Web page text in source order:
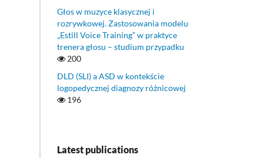
Głos w muzyce klasycznej i
rozrywkowej. Zastosowania modelu
„Estill Voice Training” w praktyce
trenera głosu – studium przypadku
200
DLD (SLI) a ASD w kontekście
logopedycznej diagnozy różnicowej
196
Latest publications